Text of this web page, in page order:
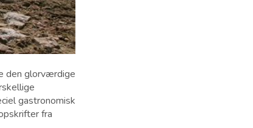
den glorværdige
gastronomisk
fra